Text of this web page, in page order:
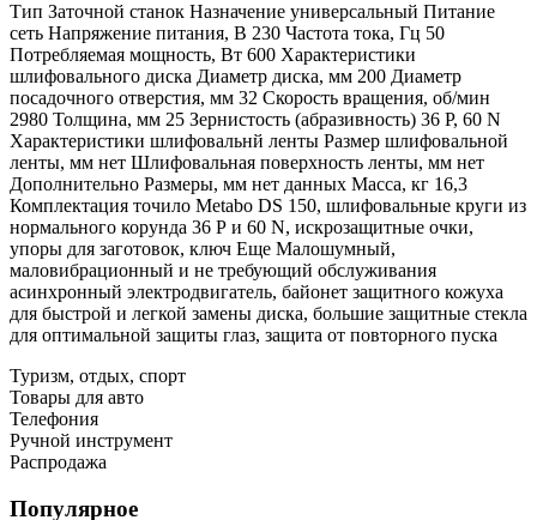
Тип Заточной станок Назначение универсальный Питание
сеть Напряжение питания, В 230 Частота тока, Гц 50
Потребляемая мощность, Вт 600 Характеристики
шлифовального диска Диаметр диска, мм 200 Диаметр
посадочного отверстия, мм 32 Скорость вращения, об/мин
2980 Толщина, мм 25 Зернистость (абразивность) 36 Р, 60 N
Характеристики шлифовальнй ленты Размер шлифовальной
ленты, мм нет Шлифовальная поверхность ленты, мм нет
Дополнительно Размеры, мм нет данных Масса, кг 16,3
Комплектация точило Metabo DS 150, шлифовальные круги из
нормального корунда 36 Р и 60 N, искрозащитные очки,
упоры для заготовок, ключ Еще Малошумный,
маловибрационный и не требующий обслуживания
асинхронный электродвигатель, байонет защитного кожуха
для быстрой и легкой замены диска, большие защитные стекла
для оптимальной защиты глаз, защита от повторного пуска
Туризм, отдых, спорт
Товары для авто
Телефония
Ручной инструмент
Распродажа
Популярное